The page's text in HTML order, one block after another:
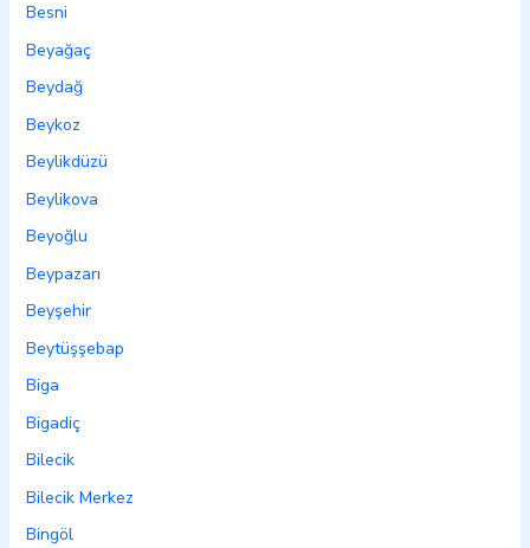
Besni
Beyağaç
Beydağ
Beykoz
Beylikdüzü
Beylikova
Beyoğlu
Beypazarı
Beyşehir
Beytüşşebap
Biga
Bigadiç
Bilecik
Bilecik Merkez
Bingöl